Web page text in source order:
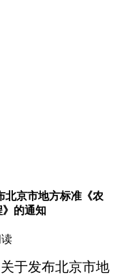
北京市地方标准《农
》的通知
于发布北京市地